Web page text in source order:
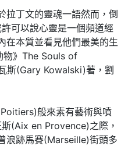
拉丁文的靈魂一語然而，倒
可以說心靈是一個頻道經
在本質並看見他們最美的生
物》The Souls of
斯(Gary Kowalski)著，劉
般來素有藝術與噴
斯(Aix en Provence)之際，
浪跡馬賽(Marseille)街頭多